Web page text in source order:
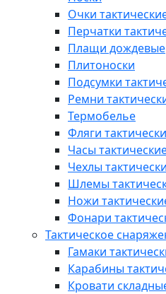
Очки
Перчатки
Плащи дождевые
Плитоноски
Подсумки
Ремни
Термобелье
Фляги
Часы
Чехлы
Шлемы
Ножи
Фонари
Тактическое
Гамаки
Карабины
Кровати